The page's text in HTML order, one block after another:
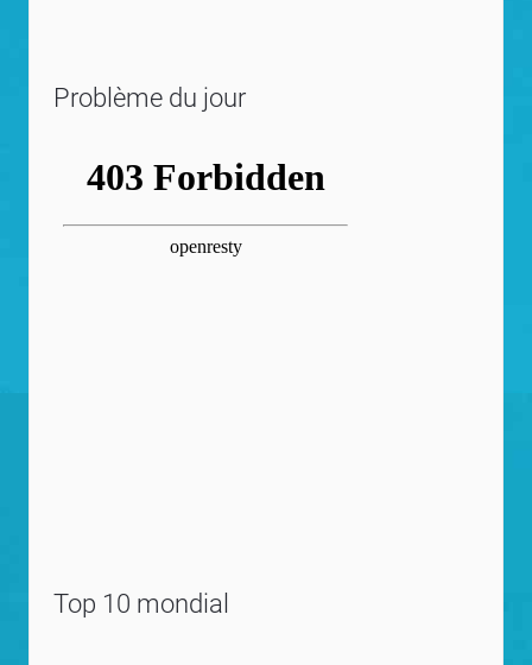
Problème du jour
Top 10 mondial